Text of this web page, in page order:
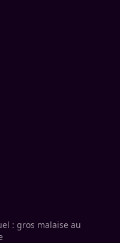
: gros malaise au